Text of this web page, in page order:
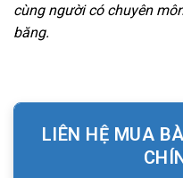
cùng người có chuyên
băng.
LIÊN HỆ MUA